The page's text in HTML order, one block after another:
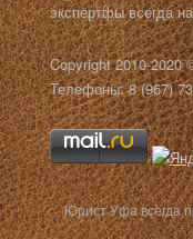
экспертфы всегда
Copyright 2010-2020
Телефоны: 8 (967)
Юрист Уфа всегда